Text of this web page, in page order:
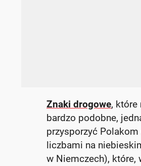
Znaki drogowe, które
bardzo podobne,
przysporzyć
liczbami na
w Niemczech), które,